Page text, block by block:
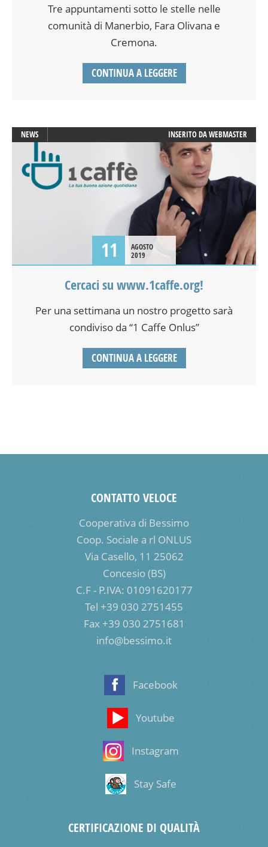
Tre appuntamenti sotto le stelle nelle
comunità di Manerbio, Fara Olivana e
Cremona.
CONTINUA A LEGGERE
NEWS INSERITO DAWEBMASTER
11
AGOSTO
2019
Cercaci su www.1caffe.org!
Per una settimana un nostro progetto sarà
condiviso da “1 Caffe Onlus”
CONTINUA A LEGGERE
CONTATTO VELOCE
Cooperativa di Bessimo
Coop. Sociale a rl ONLUS
Via Casello, 11 25062
Concesio (BS)
C.F - P.IVA: 01091620177
Tel +39 030 2751455
Fax +39 030 2751681
info@bessimo.it
Facebook
Youtube
Instagram
Stay Safe
CERTIFICAZIONE DI QUALITÀ